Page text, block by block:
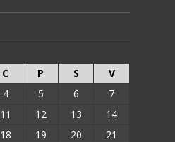
C P S
V
4 5 6
7
11 12 13
14
18 19 20
21